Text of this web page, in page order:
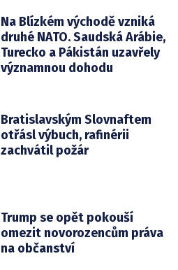
Na Blízkém východě vzniká
druhé NATO. Saudská Arábie,
Turecko a Pákistán uzavřely
významnou dohodu
Bratislavským Slovnaftem
otřásl výbuch, rafinérii
zachvátil požár
Trump se opět pokouší
omezit novorozencům práva
na občanství